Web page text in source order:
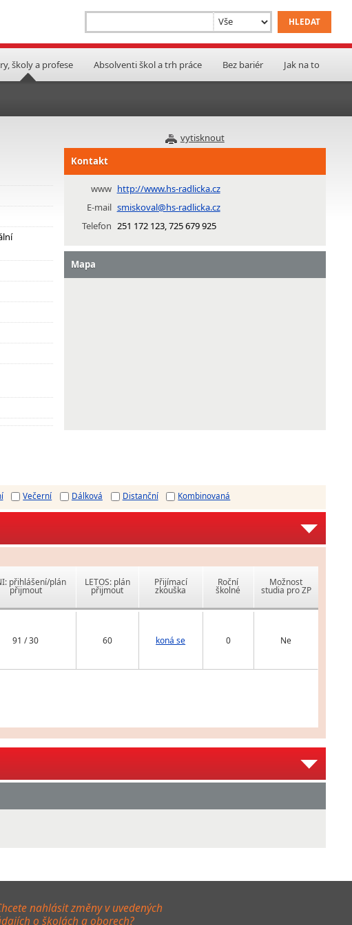
školy a profese Absolventi škol a trh práce Bez bariér Jak na to
vytisknout
Kontakt
www http://www.hs-radlicka.cz
E-mail smiskoval@hs-radlicka.cz
Telefon 251 172 123, 725 679 925
Mapa
Večerní Dálková Distanční Kombinovaná
přihlášení/plán
přijmout
LETOS: plán
přijmout
Přijímací
zkouška
Roční
školné
Možnost
studia pro ZP
91 / 30 60 koná se 0 Ne
nahlásit změny v uvedených
o školách a oborech?